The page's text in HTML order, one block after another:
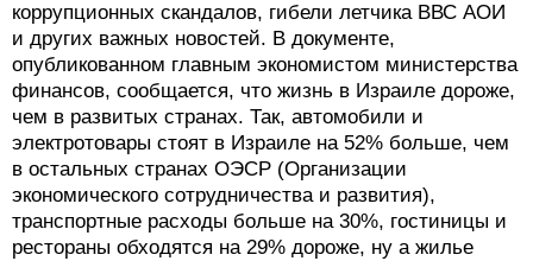
коррупционных скандалов, гибели летчика ВВС АОИ
и других важных новостей. В документе,
опубликованном главным экономистом министерства
финансов, сообщается, что жизнь в Израиле дороже,
чем в развитых странах. Так, автомобили и
электротовары стоят в Израиле на 52% больше, чем
в остальных странах ОЭСР (Организации
экономического сотрудничества и развития),
транспортные расходы больше на 30%, гостиницы и
рестораны обходятся на 29% дороже, ну а жилье